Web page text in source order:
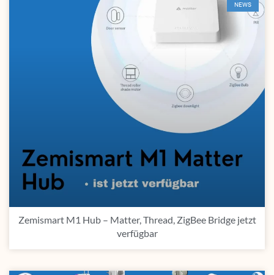
NEWS
Zemismart M1 Hub – Matter, Thread, ZigBee Bridge jetzt
verfügbar